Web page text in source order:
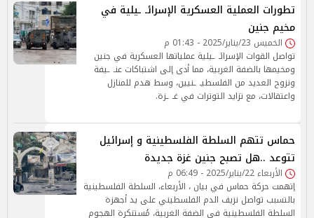
تطورات العملية العسكرية الإسرائـ ـيلية في
مخيم جنين
الخميس 23/يناير/2025 - 01:43 م
تواصل القوات الإسرائـ ـيلية عملياتها العسكرية في جنين
ومخيمها بالضفة الغربية، مما أدى إلى اشتباكات عنـ ـيفة
ونزوح العديد من الفلسطيـ ـنيين، وسط هدم للمنازل
واعتقالات، مع تزايد التوترات في غـ ـزة.
حماس تتهم السلطة الفلسطينية و إسرائيل
تتوعد ..هل تصبح جنين غزة جديدة
الأربعاء 22/يناير/2025 - 06:49 م
إتهمت حركة حماس في بيان ، الأربعاء، السلطة الفلسطينية
بالتسبب تواصل نزيف الدم الفلسطيني على يد أجهزة
السلطة الفلسطينية في الضفة الغربية، مُستنكرة الهجوم